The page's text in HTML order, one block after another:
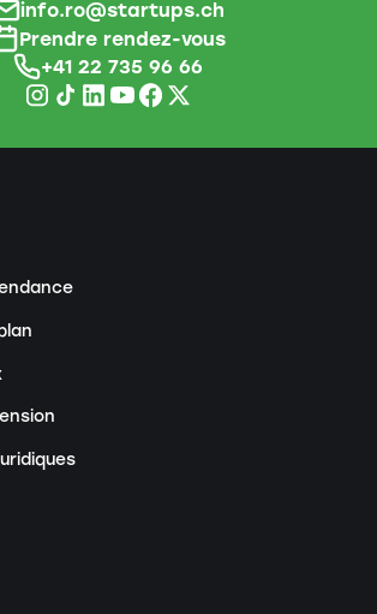
info.ro@startups.ch
Prendre rendez-vous
+41 22 735 96 66